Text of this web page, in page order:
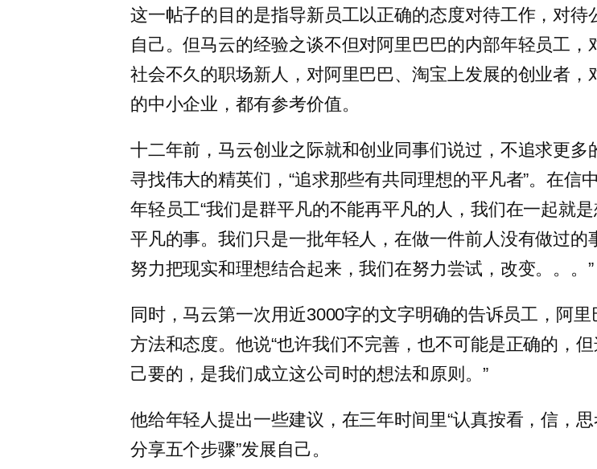
这一帖子的目的是指导新员工以正确的态度对待工作，对待
自己。但马云的经验之谈不但对阿里巴巴的内部年轻员工，
社会不久的职场新人，对阿里巴巴、淘宝上发展的创业者，
的中小企业，都有参考价值。
十二年前，马云创业之际就和创业同事们说过，不追求更多
寻找伟大的精英们，“追求那些有共同理想的平凡者”。在信
年轻员工“我们是群平凡的不能再平凡的人，我们在一起就
平凡的事。我们只是一批年轻人，在做一件前人没有做过的
努力把现实和理想结合起来，我们在努力尝试，改变。。。”
同时，马云第一次用近3000字的文字明确的告诉员工，阿里
方法和态度。他说“也许我们不完善，也不可能是正确的，
己要的，是我们成立这公司时的想法和原则。”
他给年轻人提出一些建议，在三年时间里“认真按看，信，
分享五个步骤”发展自己。